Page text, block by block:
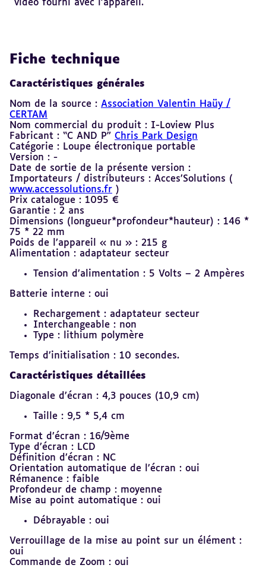
vidéo fourni avec l’appareil.
Fiche technique
Caractéristiques générales
Nom de la source : Association Valentin Haüy /
CERTAM
Nom commercial du produit : I-Loview Plus
Fabricant : “C AND P” Chris Park Design
Catégorie : Loupe électronique portable
Version : -
Date de sortie de la présente version :
Importateurs / distributeurs : Acces’Solutions (
www.accessolutions.fr )
Prix catalogue : 1095 €
Garantie : 2 ans
Dimensions (longueur*profondeur*hauteur) : 146 *
75 * 22 mm
Poids de l’appareil « nu » : 215 g
Alimentation : adaptateur secteur
Tension d’alimentation : 5 Volts – 2 Ampères
Batterie interne : oui
Rechargement : adaptateur secteur
Interchangeable : non
Type : lithium polymère
Temps d’initialisation : 10 secondes.
Caractéristiques détaillées
Diagonale d’écran : 4,3 pouces (10,9 cm)
Taille : 9,5 * 5,4 cm
Format d’écran : 16/9ème
Type d’écran : LCD
Définition d’écran : NC
Orientation automatique de l’écran : oui
Rémanence : faible
Profondeur de champ : moyenne
Mise au point automatique : oui
Débrayable : oui
Verrouillage de la mise au point sur un élément :
oui
Commande de Zoom : oui